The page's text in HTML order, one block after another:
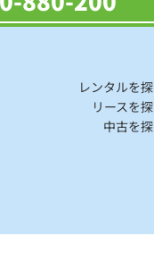
レンタルを
リースを
中古を